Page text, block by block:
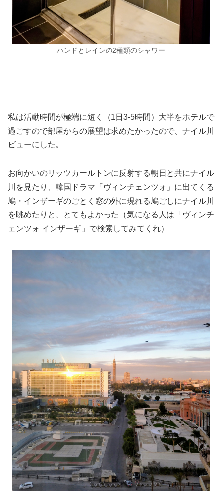
ハンドとレインの2種類のシャワー
私は活動時間が極端に短く（1日3-5時間）大半をホテルで
過ごすので部屋からの展望は求めたかったので、ナイル川
ビューにした。
お向かいのリッツカールトンに反射する朝日と共にナイル
川を見たり、韓国ドラマ「ヴィンチェンツォ」に出てくる
鳩・インザーギのごとく窓の外に現れる鳩ごしにナイル川
を眺めたりと、とてもよかった（気になる人は「ヴィンチ
ェンツォ インザーギ」で検索してみてくれ）